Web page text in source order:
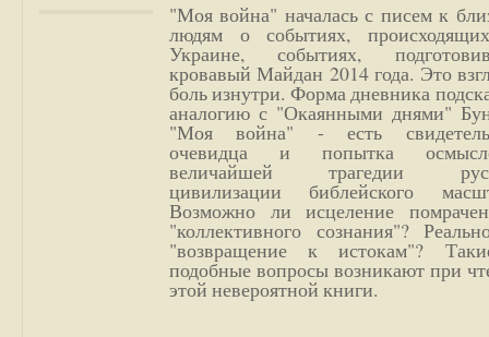
"Моя война" началась с писем к
людям о событиях,
Украине, событиях,
кровавый Майдан 2014 года. Это
боль изнутри. Форма дневника
аналогию с "Окаянными днями"
"Моя война" - есть
очевидца и попытка
величайшей трагедии
цивилизации библейского
Возможно ли исцеление
"коллективного сознания"?
"возвращение к истокам"?
подобные вопросы возникают при
этой невероятной книги.